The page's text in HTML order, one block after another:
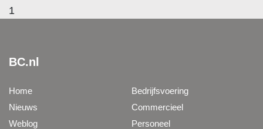
1
BC.nl
Home
Nieuws
Weblog
Bedrijfsvoering
Commercieel
Personeel